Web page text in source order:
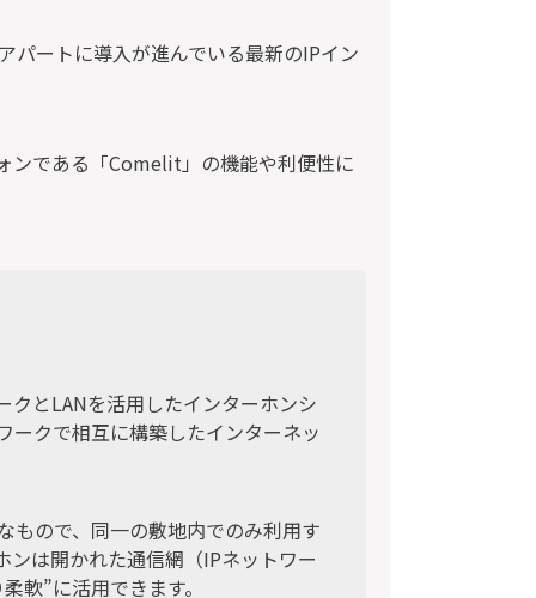
パートに導入が進んでいる最新のIPイン
ンである「Comelit」の機能や利便性に
とLANを活用したインターホンシ
ークで相互に構築したインターネッ
もので、同一の敷地内でのみ利用す
は開かれた通信網（IPネットワー
軟”に活用できます。